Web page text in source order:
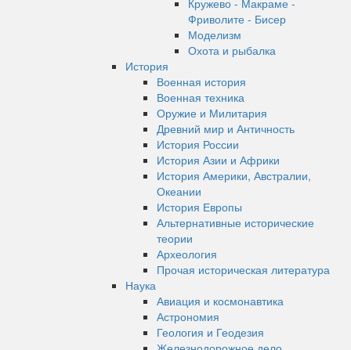
Кружево - Макраме -
Фриволите - Бисер
Моделизм
Охота и рыбалка
История
Военная история
Военная техника
Оружие и Милитария
Древний мир и Античность
История России
История Азии и Африки
История Америки, Австралии,
Океании
История Европы
Альтернативные исторические
теории
Археология
Прочая историческая литература
Наука
Авиация и космонавтика
Астрономия
Геология и Геодезия